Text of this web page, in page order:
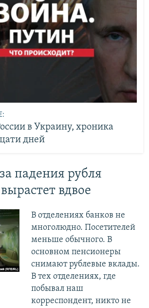
в Украину, хроника
дней
падения рубля
вдвое
В отделениях банков не
многолюдно. Посетителей
меньше обычного. В
основном пенсионеры
снимают рублевые вклады.
В тех отделениях, где
побывал наш
корреспондент, никто не